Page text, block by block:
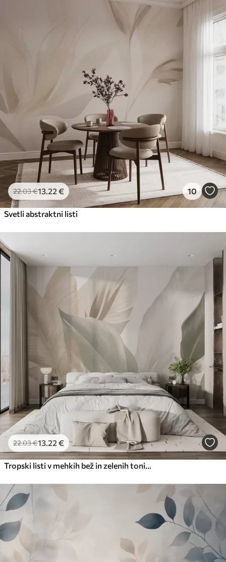
22.03€13 .22 € 10
Svetli abstraktni listi
22.03€13 .22 €